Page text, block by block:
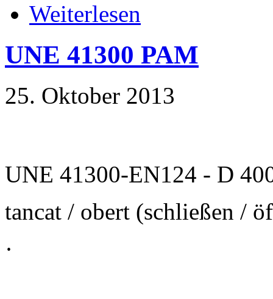
Weiterlesen
UNE 41300 PAM
25. Oktober 2013
UNE 41300-EN124 - D
tancat / obert (schließen /
·